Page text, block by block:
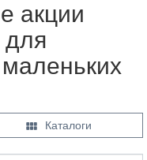
акции
для
 Каталоги